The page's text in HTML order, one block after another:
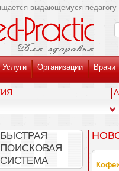
выдающемуся педагогу
Услуги Организации Врачи
БЫСТРАЯ
ПОИСКОВАЯ
СИСТЕМА